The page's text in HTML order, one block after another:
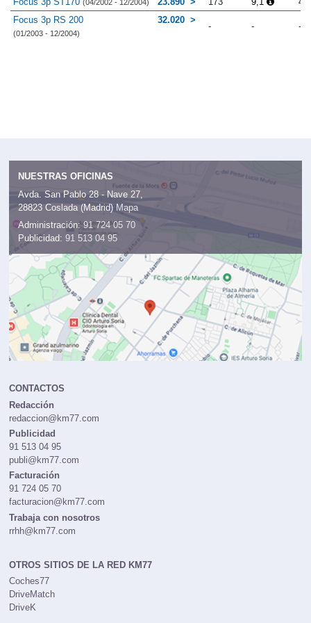
(04/2002 - 12/2004)
Focus 3p RS 200
(01/2003 - 12/2004)
32.020
- - -
NUESTRAS OFICINAS
Avda. San Pablo 28 - Nave 27,
28823 Coslada (Madrid) Mapa
Administración: 91 724 05 70
Publicidad: 91 513 04 95
CONTACTOS
Redacción
redaccion@km77.com
Publicidad
91 513 04 95
publi@km77.com
Facturación
91 724 05 70
facturacion@km77.com
Trabaja con nosotros
rrhh@km77.com
OTROS SITIOS DE LA RED KM77
Coches77
DriveMatch
DriveK